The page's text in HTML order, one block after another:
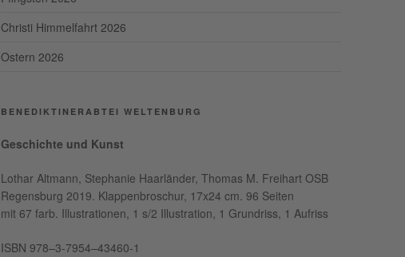
Christi Himmelfahrt 2026
Ostern 2026
BENEDIKTINERABTEI WELTENBURG
Geschichte und Kunst
Lothar Alt­mann, Stephanie Haar­län­der, Thomas M. Frei­hart OSB
Regens­burg 2019. Klap­pen­broschur, 17x24 cm. 96 Seiten
mit 67 farb. Illus­tra­tio­nen, 1 s/2 Illus­tra­tion, 1 Grun­driss, 1 Aufriss
ISBN 978–3‑7954–43460‑1